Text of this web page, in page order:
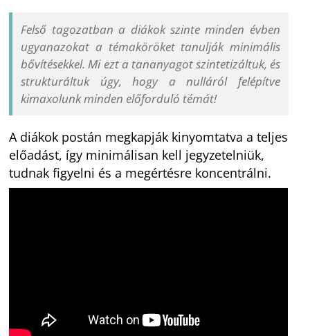
Felső tagozatban a diákok szinte minden évben
ugyanazokat a témaköröket tanulják minimális
bővítésekkel. Mi ezt a tananyagot szintetizáltuk, és
strukturáltuk úgy, hogy a nulláról felépítve
kimaxolunk minden előforduló témát!
A diákok postán megkapják kinyomtatva a teljes
előadást, így minimálisan kell jegyzetelniük,
tudnak figyelni és a megértésre koncentrálni.